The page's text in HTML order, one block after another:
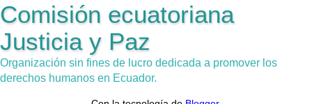
Comisión ecuatoriana
Justicia y Paz
Organización sin fines de lucro dedicada a promover los
derechos humanos en Ecuador.